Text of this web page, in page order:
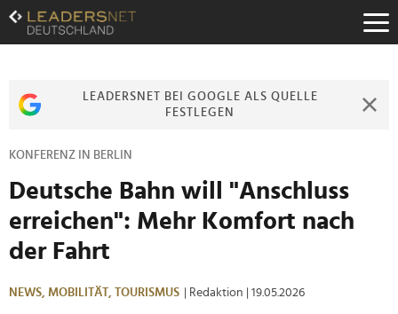
Zum
Inhalt
Zur
Zur
LEADERSNET BEI GOOGLE ALS QUELLE
FESTLEGEN
KONFERENZ IN BERLIN
Deutsche Bahn will "Anschluss
erreichen": Mehr Komfort nach
der Fahrt
NEWS, MOBILITÄT, TOURISMUS | Redaktion | 19.05.2026